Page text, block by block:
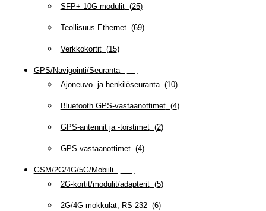
SFP+ 10G-modulit(25)
Teollisuus Ethernet(69)
Verkkokortit(15)
GPS/Navigointi/Seuranta(
Ajoneuvo- ja henkilöseuranta(10)
Bluetooth GPS-vastaanottimet(4)
GPS-antennit ja -toistimet(2)
GPS-vastaanottimet(4)
GSM/2G/4G/5G/Mobiili
2G-kortit/modulit/adapterit(5)
2G/4G-mokkulat, RS-232(6)